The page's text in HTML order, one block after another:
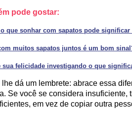
pode gostar:
o que sonhar com sapatos pode significar
muitos sapatos juntos é um bom
sua felicidade investigando o que
lhe dá um lembrete: abrace essa
Se você se considera insuficiente,
em vez de copiar outra